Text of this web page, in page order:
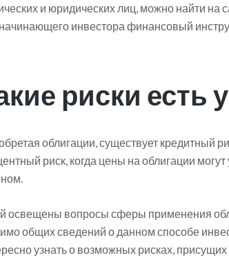
и юридических лиц, можно найти на
инвестора финансовый
риски есть
облигации, существует кредитный
риск, когда цены на облигации
освещены вопросы сферы применения
общих сведений о данном способе
узнать о возможных рисках,